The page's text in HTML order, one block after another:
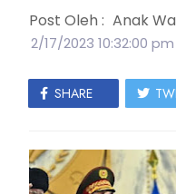
Post Oleh : Anak
2/17/2023 10:32:00 pm
SHARE